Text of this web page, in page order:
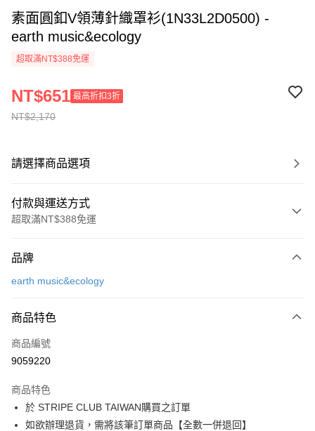
素面圓釦V領薄針織罩衫(1N33L2D0500) -
earth music&ecology
超取滿NT$388免運
NT$2,170
NT$651 最高折扣3折
請選擇商品選項
付款與運送方式
超取滿NT$388免運
信用卡一次付款
3 期 0 利率 每期
合作金庫商業銀行
上海商業儲蓄銀行
臺灣中小企業銀行
匯豐（台灣）商業銀行
華泰商業銀行
聯邦商業銀行
遠東國際商業銀行
超商取貨付款
LINE Pay
Apple Pay
街口支付
品牌
earth music&ecology
商品特色
商品編號
9059220
商品特色
於 STRIPE CLUB TAIWAN購買之訂單
如欲辦理退貨，需將該筆訂單商品【全數一併退回】